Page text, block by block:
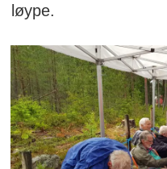
løype.